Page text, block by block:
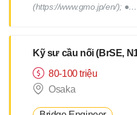
(https://www.gmo.jp/en/); ●
cùng với đội phát triển thuộc
phòng R&D của tập đoàn; ●
Phối hợp với các thành viên
80-100 triệu
Osaka